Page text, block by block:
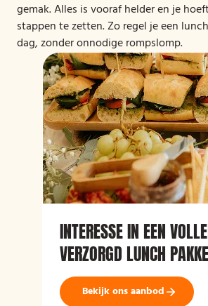
gemak. Alles is vooraf helder en je
stappen te zetten. Zo regel je een
dag, zonder onnodige rompslomp.
INTERESSE IN EEN
VERZORGD LUNCH
Bekijk ons aanbod